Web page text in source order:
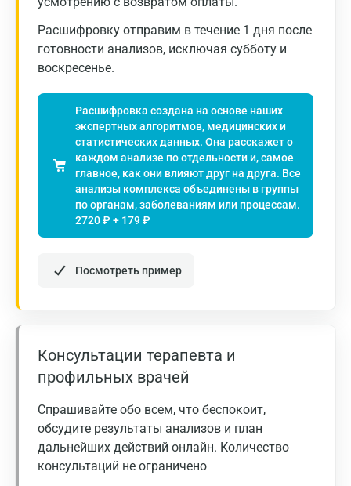
Расшифровку отправим в течение 1 дня после
готовности анализов, исключая субботу и
воскресенье.
Расшифровка создана на основе наших
экспертных алгоритмов, медицинских и
статистических данных. Она расскажет о
каждом анализе по отдельности и, самое
главное, как они влияют друг на друга. Все
анализы комплекса объединены в группы
по органам, заболеваниям или процессам.
2720 ₽ + 179 ₽
Посмотреть пример
Консультации терапевта и
профильных врачей
Спрашивайте обо всем, что беспокоит,
обсудите результаты анализов и план
дальнейших действий онлайн. Количество
консультаций не ограничено
Нижний Новгород
Казань
Альметьевск
Апрелевка
Армавир
Астрахань
Балашиха
Барнаул
Волгоград
Волжский
Вологда
Воронеж